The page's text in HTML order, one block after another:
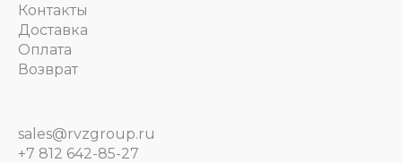
Контакты
Доставка
Оплата
Возврат
sales@rvzgroup.ru
+7 812 642-85-27